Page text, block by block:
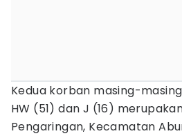
Kedua korban masing-
HW (51) dan J (16)
Pengaringan, Kecamatan